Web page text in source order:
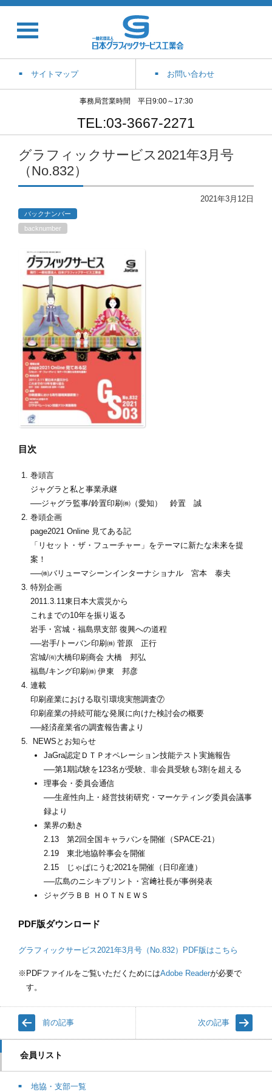
サイトマップ お問い合わせ
事務局営業時間 平日9:00～17:30
TEL:03-3667-2271
グラフィックサービス2021年3月号
（No.832）
2021年3月12日
バックナンバー
backnumber
目次
巻頭言
ジャグラと私と事業承継
──ジャグラ監事/鈴置印刷㈱（愛知） 鈴置 誠
巻頭企画
page2021 Online 見てある記
「リセット・ザ・フューチャー」をテーマに新たな未来を提
案！
──㈱バリューマシーンインターナショナル 宮本 泰夫
特別企画
2011.3.11東日本大震災から
これまでの10年を振り返る
岩手・宮城・福島県支部 復興への道程
──岩手/トーバン印刷㈱ 菅原 正行
宮城/㈲大橋印刷商会 大橋 邦弘
福島/キング印刷㈱ 伊東 邦彦
連載
印刷産業における取引環境実態調査⑦
印刷産業の持続可能な発展に向けた検討会の概要
──経済産業省の調査報告書より
NEWSとお知らせ
JaGra認定ＤＴＰオペレーション技能テスト実施報告
──第1期試験を123名が受験、非会員受験も3割を超える
理事会・委員会通信
──生産性向上・経営技術研究・マーケティング委員会議事
録より
業界の動き
2.13 第2回全国キャラバンを開催（SPACE-21）
2.19 東北地協幹事会を開催
2.15 じゃぱにうむ2021を開催（日印産連）
──広島のニシキプリント・宮﨑社長が事例発表
ジャグラＢＢ ＨＯＴＮＥＷＳ
PDF版ダウンロード
グラフィックサービス2021年3月号（No.832）PDF版はこちら
PDFファイルをご覧いただくためにはAdobe Readerが必要で
す。
前の記事 次の記事
会員リスト
地協・支部一覧